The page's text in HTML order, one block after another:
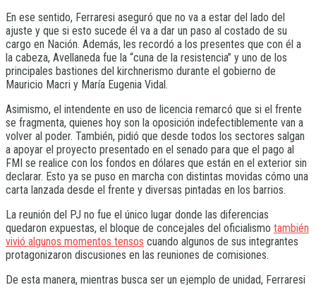
En ese sentido, Ferraresi aseguró que no va a estar del lado del
ajuste y que si esto sucede él va a dar un paso al costado de su
cargo en Nación. Además, les recordó a los presentes que con él a
la cabeza, Avellaneda fue la “cuna de la resistencia” y uno de los
principales bastiones del kirchnerismo durante el gobierno de
Mauricio Macri y María Eugenia Vidal.
Asimismo, el intendente en uso de licencia remarcó que si el frente
se fragmenta, quienes hoy son la oposición indefectiblemente van a
volver al poder. También, pidió que desde todos los sectores salgan
a apoyar el proyecto presentado en el senado para que el pago al
FMI se realice con los fondos en dólares que están en el exterior sin
declarar. Esto ya se puso en marcha con distintas movidas cómo una
carta lanzada desde el frente y diversas pintadas en los barrios.
La reunión del PJ no fue el único lugar donde las diferencias
quedaron expuestas, el bloque de concejales del oficialismo también
vivió algunos momentos tensos cuando algunos de sus integrantes
protagonizaron discusiones en las reuniones de comisiones.
De esta manera, mientras busca ser un ejemplo de unidad, Ferraresi